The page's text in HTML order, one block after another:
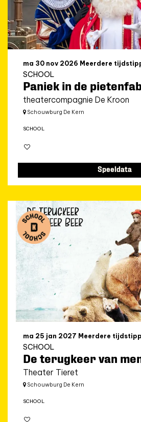
Paniek in de
theatercompagnie De Kroon
SCHOOL
ma 30 nov 2026 Meerdere
Schouwburg De Kern
SCHOOL
Speeldata
De terugkeer van
Theater Tieret
SCHOOL
ma 25 jan 2027 Meerdere
Schouwburg De Kern
SCHOOL